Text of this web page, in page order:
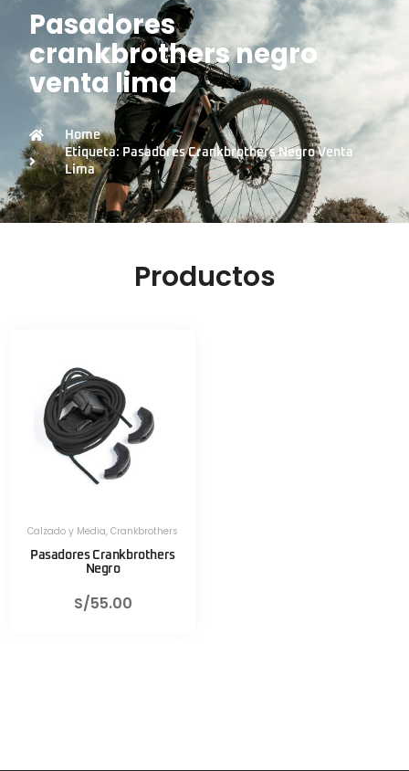
Pasadores
crankbrothers negro
venta lima
Home
Etiqueta: Pasadores Crankbrothers Negro Venta
Lima
Productos
Calzado y Media, Crankbrothers
Pasadores Crankbrothers
Negro
S/55.00